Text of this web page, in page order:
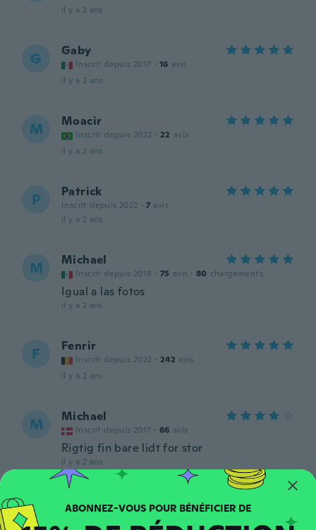
il y a 2 ans
G Gaby
Inscrit depuis 2017 · 16 avis
il y a 2 ans
M Moacir
Inscrit depuis 2022 · 22 avis
il y a 2 ans
P Patrick
Inscrit depuis 2022 · 7 avis
il y a 2 ans
M Michael
Inscrit depuis 2018 · 75 avis · 80 chargements
Igual a las fotos
il y a 2 ans
F Fenrir
Inscrit depuis 2022 · 242 avis
il y a 2 ans
M Michael
Inscrit depuis 2017 · 66 avis
Rigtig fin bare lidt for stor
il y a 2 ans
F Felipe